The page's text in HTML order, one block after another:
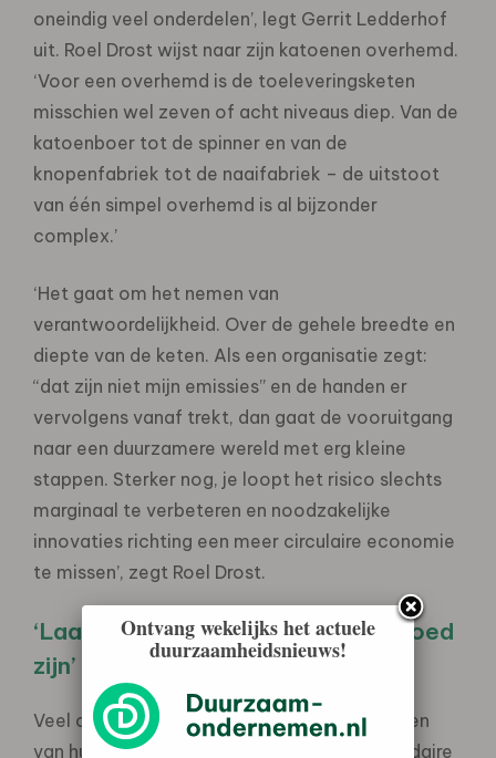
oneindig veel onderdelen’, legt Gerrit Ledderhof
uit. Roel Drost wijst naar zijn katoenen overhemd.
‘Voor een overhemd is de toeleveringsketen
misschien wel zeven of acht niveaus diep. Van de
katoenboer tot de spinner en van de
knopenfabriek tot de naaifabriek – de uitstoot
van één simpel overhemd is al bijzonder
complex.’
‘Het gaat om het nemen van
verantwoordelijkheid. Over de gehele breedte en
diepte van de keten. Als een organisatie zegt:
“dat zijn niet mijn emissies” en de handen er
vervolgens vanaf trekt, dan gaat de vooruitgang
naar een duurzamere wereld met erg kleine
stappen. Sterker nog, je loopt het risico slechts
marginaal te verbeteren en noodzakelijke
innovaties richting een meer circulaire economie
te missen’, zegt Roel Drost.
‘Laat perfect niet de vijand van goed
zijn’
Veel organisaties maken voor het rapporteren
van hun ketenemissies nu gebruik van secundaire
Ontvang wekelijks het actuele
duurzaamheidsnieuws!